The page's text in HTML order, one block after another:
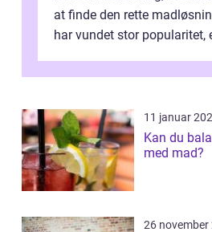
at finde den rette
har vundet stor popularitet,
11 januar
Kan du
med mad?
26 november